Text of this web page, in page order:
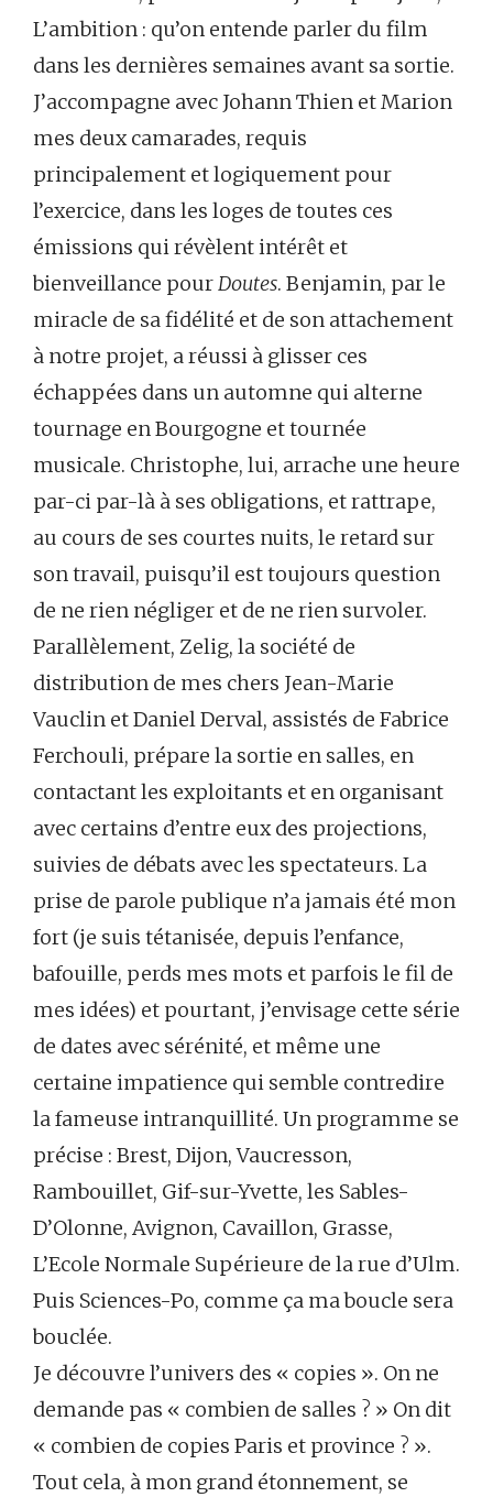
L’ambition : qu’on entende parler du film
dans les dernières semaines avant sa sortie.
J’accompagne avec Johann Thien et Marion
mes deux camarades, requis
principalement et logiquement pour
l’exercice, dans les loges de toutes ces
émissions qui révèlent intérêt et
bienveillance pourDoutes. Benjamin, par le
miracle de sa fidélité et de son attachement
à notre projet, a réussi à glisser ces
échappées dans un automne qui alterne
tournage en Bourgogne et tournée
musicale. Christophe, lui, arrache une heure
par-ci par-là à ses obligations, et rattrape,
au cours de ses courtes nuits, le retard sur
son travail, puisqu’il est toujours question
de ne rien négliger et de ne rien survoler.
Parallèlement, Zelig, la société de
distribution de mes chers Jean-Marie
Vauclin et Daniel Derval, assistés de Fabrice
Ferchouli, prépare la sortie en salles, en
contactant les exploitants et en organisant
avec certains d’entre eux des projections,
suivies de débats avec les spectateurs. La
prise de parole publique n’a jamais été mon
fort (je suis tétanisée, depuis l’enfance,
bafouille, perds mes mots et parfois le fil de
mes idées) et pourtant, j’envisage cette série
de dates avec sérénité, et même une
certaine impatience qui semble contredire
la fameuse intranquillité. Un programme se
précise : Brest, Dijon, Vaucresson,
Rambouillet, Gif-sur-Yvette, les Sables-
D’Olonne, Avignon, Cavaillon, Grasse,
L’Ecole Normale Supérieure de la rue d’Ulm.
Puis Sciences-Po, comme ça ma boucle sera
bouclée.
Je découvre l’univers des « copies ». On ne
demande pas « combien de salles ? » On dit
« combien de copies Paris et province ? ».
Tout cela, à mon grand étonnement, se